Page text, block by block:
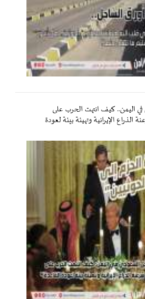
اليمن.. كيف انتهت الحرب على
الذراع الإيرانية وتهيئة بيئة لعودة